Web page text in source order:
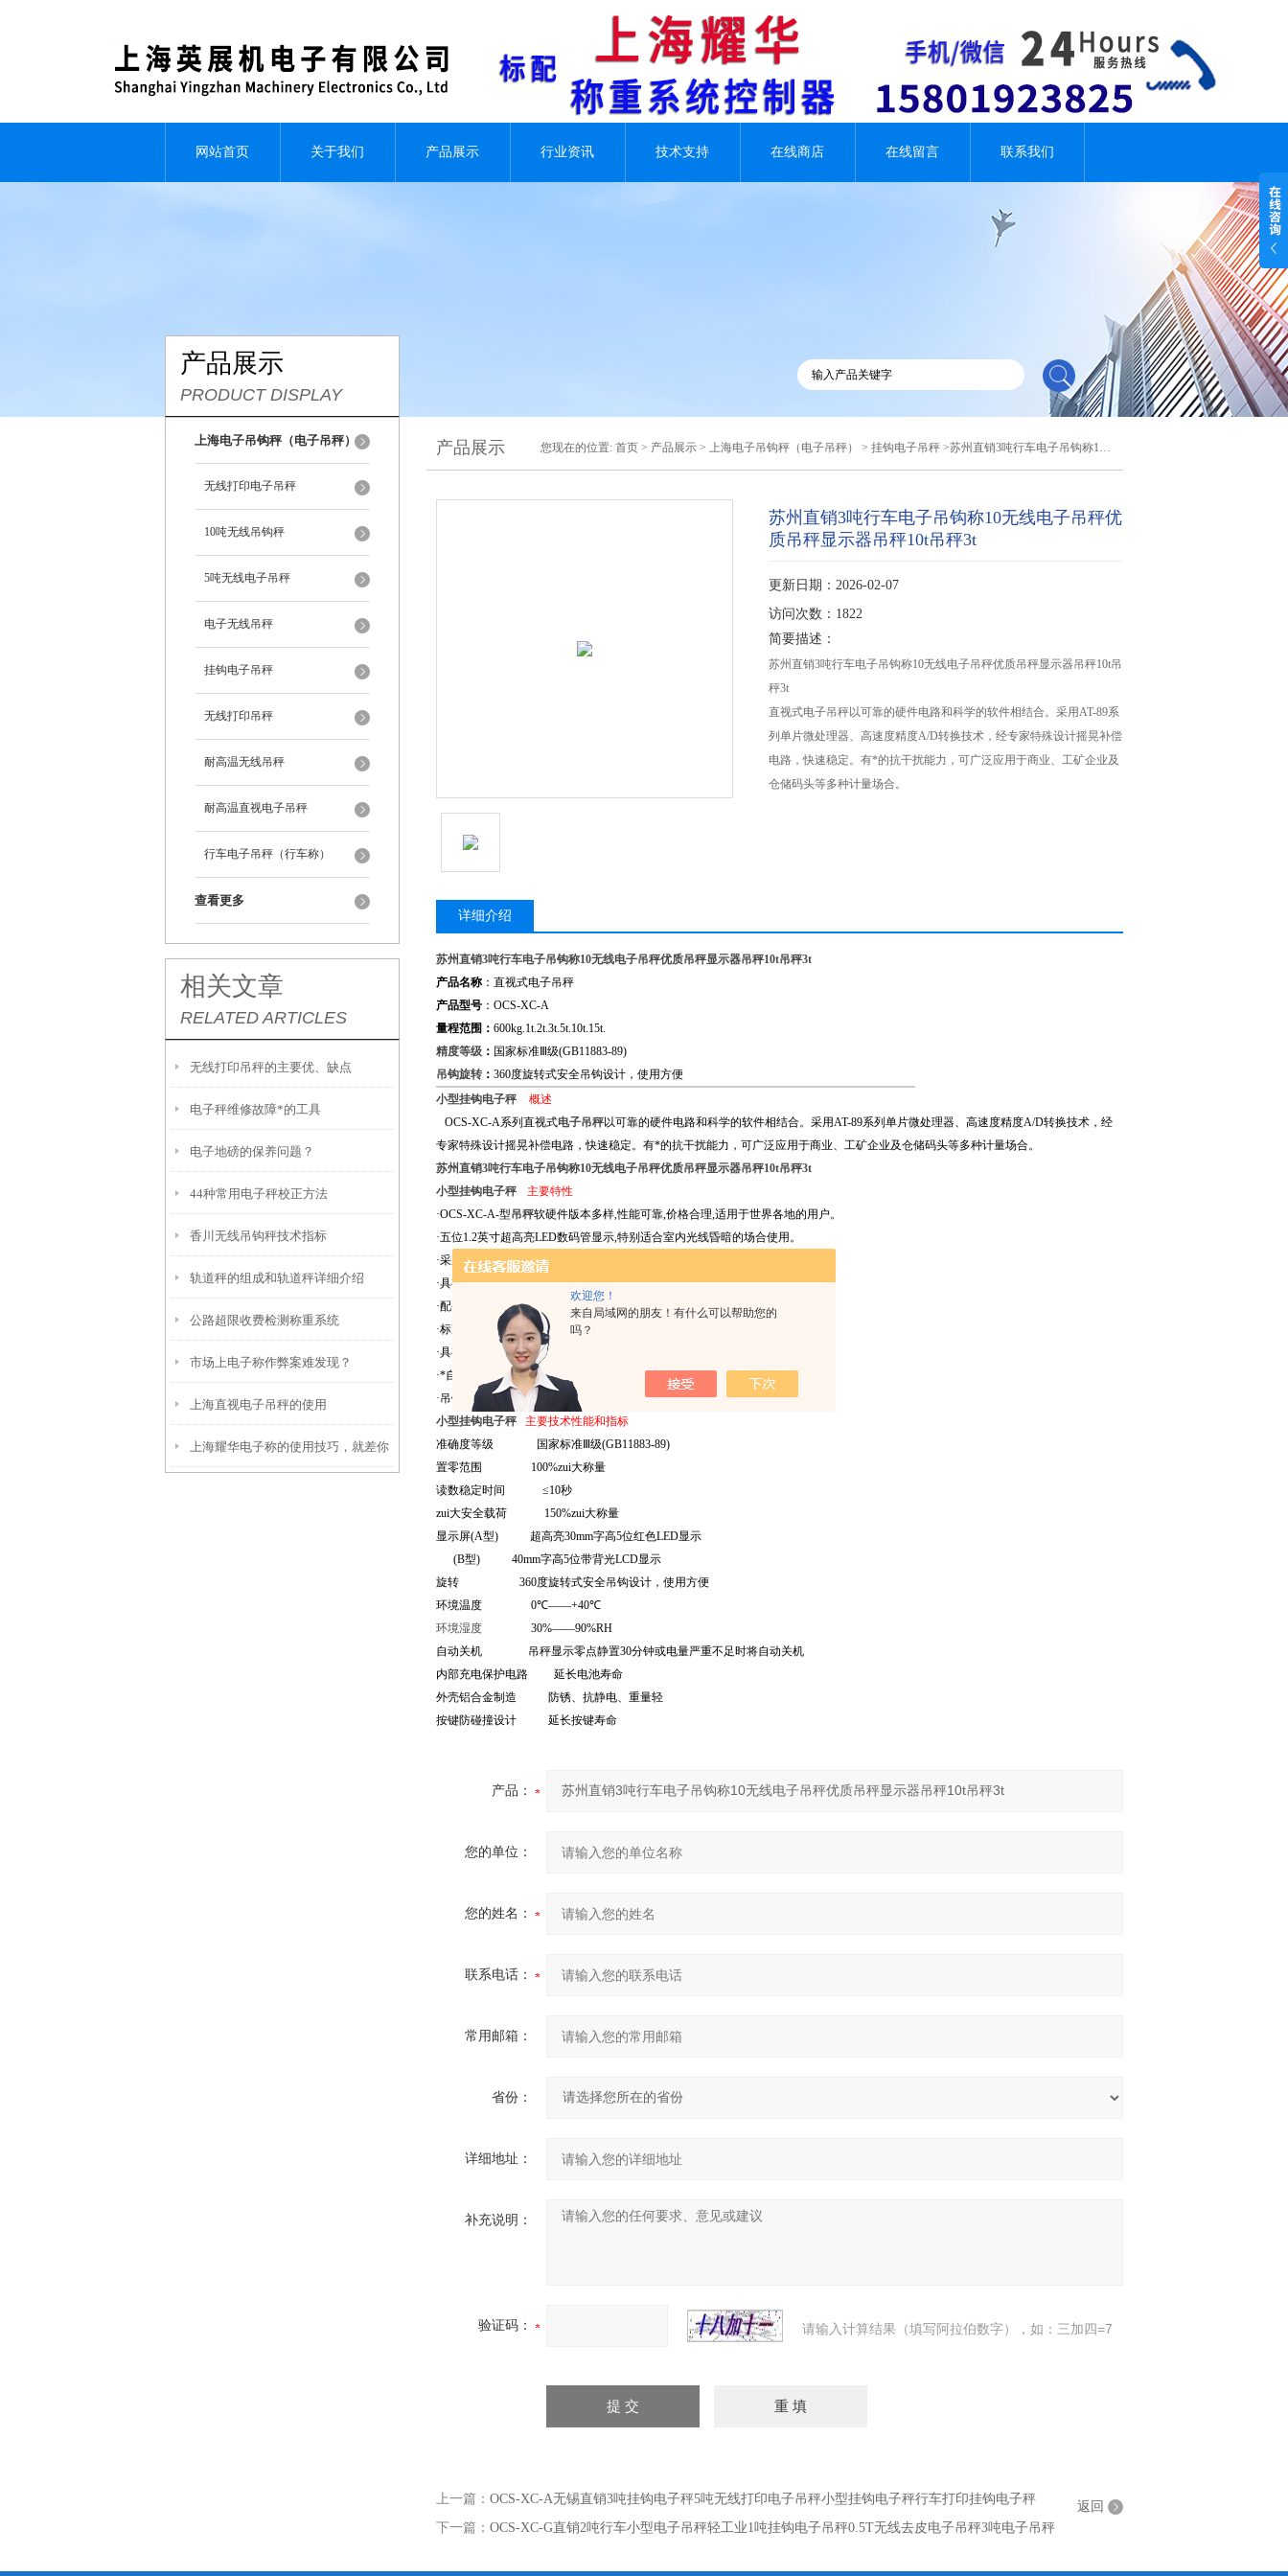
欢迎您！
来自局域网的朋友！有什么可以帮助您的
吗？
网站首页 关于我们 产品展示 行业资讯 技术支持 在线商店 在线留言 联系我们
产品展示
PRODUCT DISPLAY
上海电子吊钩秤（电子吊秤）
无线打印电子吊秤
10吨无线吊钩秤
5吨无线电子吊秤
电子无线吊秤
挂钩电子吊秤
无线打印吊秤
耐高温无线吊秤
耐高温直视电子吊秤
行车电子吊秤（行车称）
查看更多
相关文章
RELATED ARTICLES
无线打印吊秤的主要优、缺点
电子秤维修故障*的工具
电子地磅的保养问题？
44种常用电子秤校正方法
香川无线吊钩秤技术指标
轨道秤的组成和轨道秤详细介绍
公路超限收费检测称重系统
市场上电子称作弊案难发现？
上海直视电子吊秤的使用
上海耀华电子称的使用技巧，就差你
产品展示 您现在的位置: 首页 > 产品展示 > 上海电子吊钩秤（电子吊秤） > 挂钩电子吊秤 >苏州直销3吨行车电子吊钩称10无线电子吊秤优质吊秤显示器吊秤10t吊秤3t
苏州直销3吨行车电子吊钩称10无线电子吊秤优
质吊秤显示器吊秤10t吊秤3t
更新日期：2026-02-07
访问次数：1822
简要描述：
苏州直销3吨行车电子吊钩称10无线电子吊秤优质吊秤显示器吊秤10t吊
秤3t
直视式电子吊秤以可靠的硬件电路和科学的软件相结合。采用AT-89系
列单片微处理器、高速度精度A/D转换技术，经专家特殊设计摇晃补偿
电路，快速稳定。有*的抗干扰能力，可广泛应用于商业、工矿企业及
仓储码头等多种计量场合。
详细介绍
苏州直销3吨行车电子吊钩称10无线电子吊秤优质吊秤显示器吊秤10t吊秤3t
产品名称 ： 直视式电子吊秤
产品型号 ： OCS-XC-A
量程范围： 600kg.1t.2t.3t.5t.10t.15t.
精度等级 ： 国家标准Ⅲ级(GB11883-89)
吊钩旋转 ： 360度旋转式安全吊钩设计，使用方便
小型挂钩电子秤
概述
OCS-XC-A系列直视式电子吊秤以可靠的硬件电路和科学的软件相结合。采用AT-89系列单片微处理器、高速度精度A/D转换技术，经
专家特殊设计摇晃补偿电路，快速稳定。有*的抗干扰能力，可广泛应用于商业、工矿企业及仓储码头等多种计量场合。
苏州直销3吨行车电子吊钩称10无线电子吊秤优质吊秤显示器吊秤10t吊秤3t
小型挂钩电子秤
主要特性
·OCS-XC-A-型吊秤软硬件版本多样,性能可靠,价格合理,适用于世界各地的用户。
·五位1.2英寸超高亮LED数码管显示,特别适合室内光线昏暗的场合使用。
·采用一体式传感器设计
·具有重量暂留、归零和分度值切换功能。
·配备高容量
6v/10Ah 可充电电池，一次充电待机150 小时。
·标准配置无线遥控器，标定、归零、累加，遥控操作。
·具有显示值保持功能。
·*自动
、累计功能，适合码头吊及各种贸易结算
·吊钩
360 度可旋转，既安全又方便
小型挂钩电子秤
主要技术性能和指标
准确度等级
国家标准Ⅲ级(GB11883-89)
置零范围
100%zui大称量
读数稳定时间
≤10秒
zui大安全载荷 150%zui大称量
显示屏(A型) 超高亮30mm字高5位红色LED显示
(B型) 40mm字高5位带背光LCD显示
旋转 360度旋转式安全吊钩设计，使用方便
环境温度 0℃——+40℃
环境湿度 30%——90%RH
自动关机
吊秤显示零点静置30分钟或电量严重不足时将自动关机
内部充电保护电路
延长电池寿命
外壳铝合金制造
防锈、抗静电、重量轻
按键防碰撞设计
延长按键寿命
产品：
您的单位：
您的姓名：
联系电话：
常用邮箱：
省份：
详细地址：
补充说明：
验证码： 请输入计算结果（填写阿拉伯数字），如：三加四=7
上一篇： OCS-XC-A无锡直销3吨挂钩电子秤5吨无线打印电子吊秤小型挂钩电子秤行车打印挂钩电子秤
下一篇： OCS-XC-G直销2吨行车小型电子吊秤轻工业1吨挂钩电子吊秤0.5T无线去皮电子吊秤3吨电子吊秤
返回